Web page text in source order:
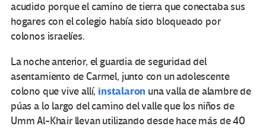
acudido porque el camino de tierra que conectaba sus
hogares con el colegio había sido bloqueado por
colonos israelíes.
La noche anterior, el guardia de seguridad del
asentamiento de Carmel, junto con un adolescente
colono que vive allí, instalaron una valla de alambre de
púas a lo largo del camino del valle que los niños de
Umm Al-Khair llevan utilizando desde hace más de 40